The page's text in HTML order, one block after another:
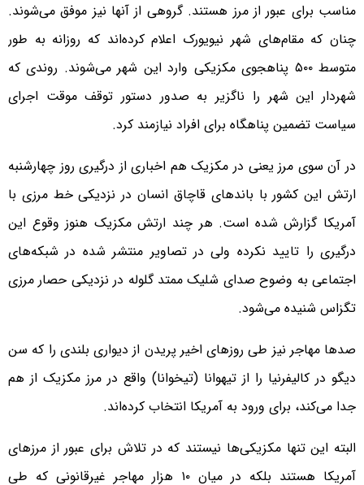
مناسب برای عبور از مرز هستند. گروهی از آنها نیز موفق می‌شوند.
چنان که مقام‌های شهر نیویورک اعلام کرده‌اند که روزانه به طور
متوسط ۵۰۰ پناهجوی مکزیکی وارد این شهر می‌شوند. روندی که
شهردار این شهر را ناگزیر به صدور دستور توقف موقت اجرای
سیاست تضمین پناهگاه برای افراد نیازمند کرد.
در آن سوی مرز یعنی در مکزیک هم اخباری از درگیری روز چهارشنبه
ارتش این کشور با باندهای قاچاق انسان در نزدیکی خط مرزی با
آمریکا گزارش شده است. هر چند ارتش مکزیک هنوز وقوع این
درگیری را تایید نکرده ولی در تصاویر منتشر شده در شبکه‌های
اجتماعی به وضوح صدای شلیک ممتد گلوله در نزدیکی حصار مرزی
تگزاس شنیده می‌شود.
صدها مهاجر نیز طی روزهای اخیر پریدن از دیواری بلندی را که سن
دیگو در کالیفرنیا را از تیهوانا (تیخوانا) واقع در مرز مکزیک از هم
جدا می‌کند، برای ورود به آمریکا انتخاب کرده‌‌اند.
البته این تنها مکزیکی‌ها نیستند که در تلاش برای عبور از مرزهای
آمریکا هستند بلکه در میان ۱۰ هزار مهاجر غیرقانونی که طی